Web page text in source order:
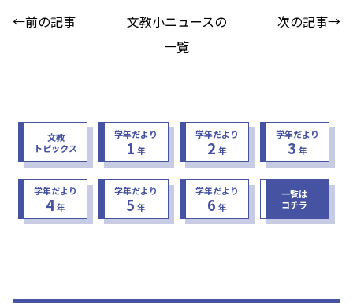
←前の記事
文教小ニュースの
一覧
次の記事→
文教
トピックス
学年だより
1 年
学年だより
2 年
学年だより
3 年
学年だより
4年
学年だより
5 年
学年だより
6 年
一覧は
コチラ